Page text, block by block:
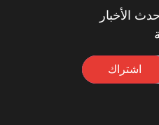
الأخبار
اشتراك